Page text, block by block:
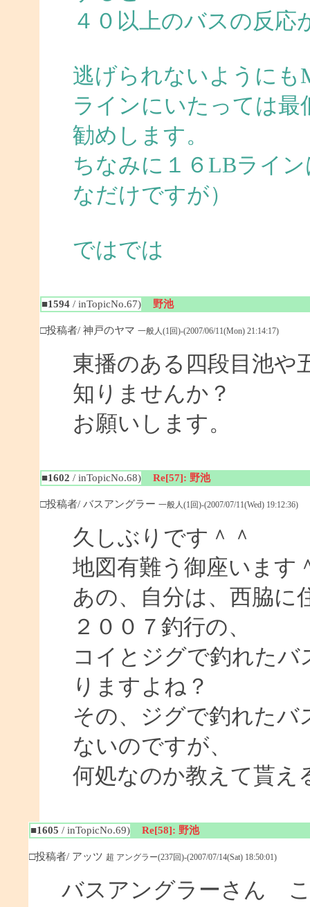
４０以上のバスの反
逃げられないようにも
ラインにいたっては
勧めします。
ちなみに１６LBライ
なだけですが）
ではでは
■1594/ inTopicNo.67) 野池
□投稿者/ 神戸のヤマ 一般人(1回)-(2007/06/11(Mon) 21:14:17)
東播のある四段目池や
知りませんか？
お願いします。
■1602 / inTopicNo.68) Re[57]: 野池
□投稿者/ バスアングラー 一般人(1回)-(2007/07/11(Wed) 19:12:36)
久しぶりです＾＾
地図有難う御座います
あの、自分は、西脇に
２００７釣行の、
コイとジグで釣れたバ
りますよね？
その、ジグで釣れたバ
ないのですが、
何処なのか教えて貰え
■1605 / inTopicNo.69) Re[58]: 野池
□投稿者/ アッツ 超 アングラー(237回)-(2007/07/14(Sat) 18:50:01)
バスアングラーさん